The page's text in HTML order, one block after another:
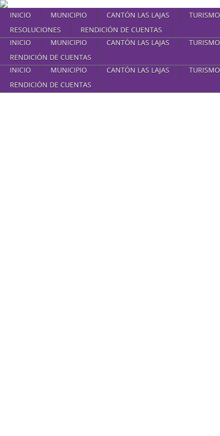
INICIO MUNICIPIO CANTÓN LAS LAJAS
TURISMO
RESOLUCIONES
RENDICIÓN DE CUENTAS